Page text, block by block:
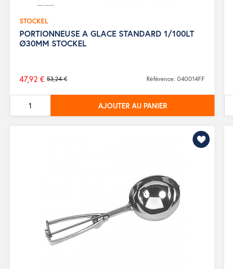
STOCKEL
PORTIONNEUSE A GLACE STANDARD 1/100LT
Ø30MM STOCKEL
Prix
de
base
53,24 €
47,92 € Référence: 040014FF
AJOUTER AU PANIER